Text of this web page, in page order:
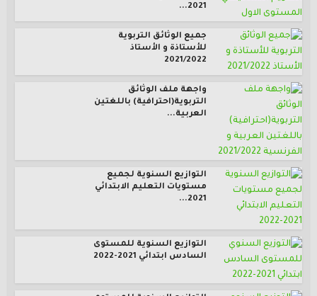
2021...
جميع الوثائق التربوية
للأستاذة و الأستاذ
2021/2022
واجهة ملف الوثائق
التربوية(احترافية) باللغتين
العربية...
التوازيع السنوية لجميع
مستويات التعليم الابتدائي
2021...
التوازيع السنوية للمستوى
السادس ابتدائي 2021-2022